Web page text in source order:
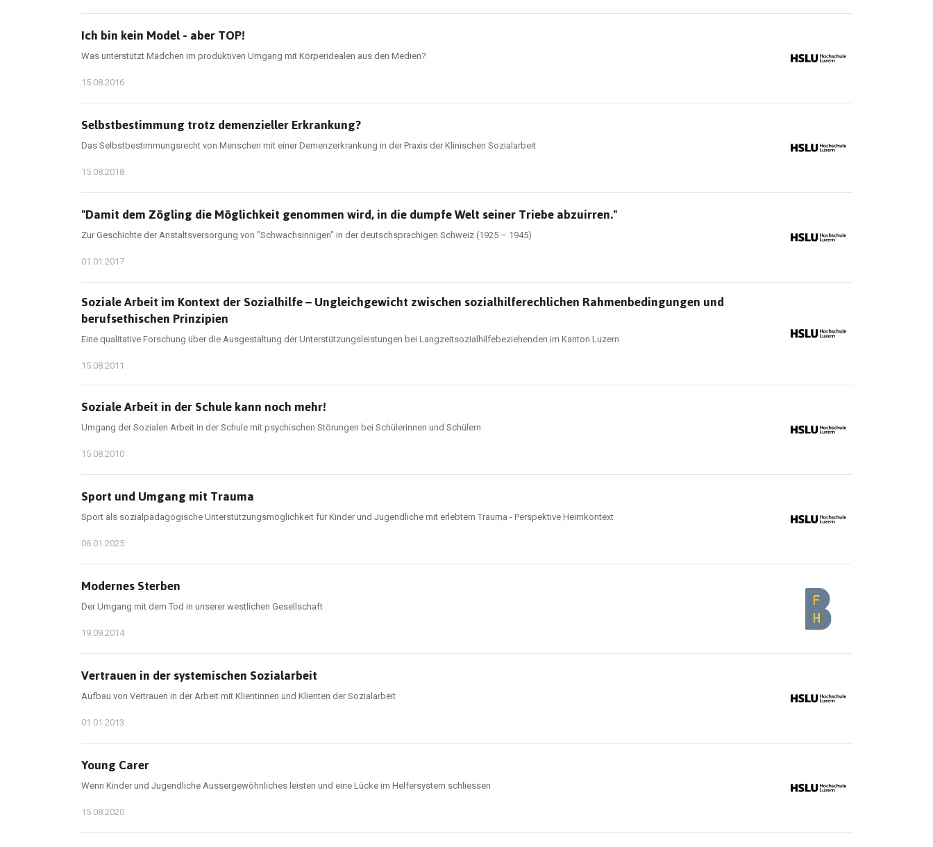
Ich bin kein Model - aber TOP!
Was unterstützt Mädchen im produktiven Umgang mit Körperidealen aus den Medien?
15.08.2016
Selbstbestimmung trotz demenzieller Erkrankung?
Das Selbstbestimmungsrecht von Menschen mit einer Demenzerkrankung in der Praxis der Klinischen Sozialarbeit
15.08.2018
"Damit dem Zögling die Möglichkeit genommen wird, in die dumpfe Welt seiner Triebe abzuirren."
Zur Geschichte der Anstaltsversorgung von "Schwachsinnigen" in der deutschsprachigen Schweiz (1925 – 1945)
01.01.2017
Soziale Arbeit im Kontext der Sozialhilfe – Ungleichgewicht zwischen sozialhilferechlichen Rahmenbedingungen und
berufsethischen Prinzipien
Eine qualitative Forschung über die Ausgestaltung der Unterstützungsleistungen bei Langzeitsozialhilfebeziehenden im Kanton Luzern
15.08.2011
Soziale Arbeit in der Schule kann noch mehr!
Umgang der Sozialen Arbeit in der Schule mit psychischen Störungen bei Schülerinnen und Schülern
15.08.2010
Sport und Umgang mit Trauma
Sport als sozialpädagogische Unterstützungsmöglichkeit für Kinder und Jugendliche mit erlebtem Trauma - Perspektive Heimkontext
06.01.2025
Modernes Sterben
Der Umgang mit dem Tod in unserer westlichen Gesellschaft
19.09.2014
Vertrauen in der systemischen Sozialarbeit
Aufbau von Vertrauen in der Arbeit mit Klientinnen und Klienten der Sozialarbeit
01.01.2013
Young Carer
Wenn Kinder und Jugendliche Aussergewöhnliches leisten und eine Lücke im Helfersystem schliessen
15.08.2020